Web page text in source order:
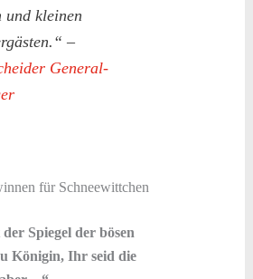
und kleinen
–
General-
für Schneewittchen
Spiegel der bösen
Königin, Ihr seid die